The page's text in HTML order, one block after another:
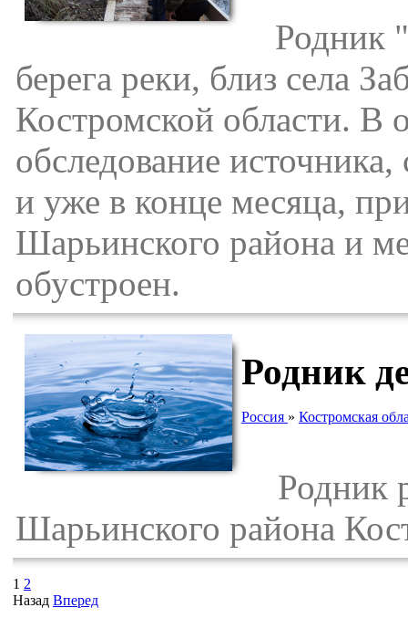
Родник
берега реки, близ села
Костромской области. В
обследование
и уже в конце месяца,
Шарьинского района и
обустроен.
Родник
Россия » Костромская
Родник
Шарьинского района
1 2
Назад Вперед